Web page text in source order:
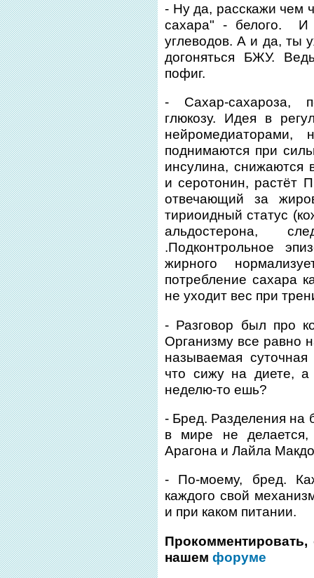
- Ну да, расскажи чем
сахара" - белого. И
углеводов. А и да, ты
догоняться БЖУ.
пофиг.
- Сахар-сахароза,
глюкозу. Идея в
поднимаются при
инсулина,
и серотонин, растёт
отвечающий за
тириоидный статус
альдостерона,
.Подконтрольное
жирного
потребление сахара
не уходит вес при
- Разговор был про
Организму все равно
называемая
что сижу на диете,
неделю-то ешь?
- Бред. Разделения на
в мире не
Арагона и Лайла
- По-моему, бред.
каждого свой
и при каком питании.
нашемфоруме